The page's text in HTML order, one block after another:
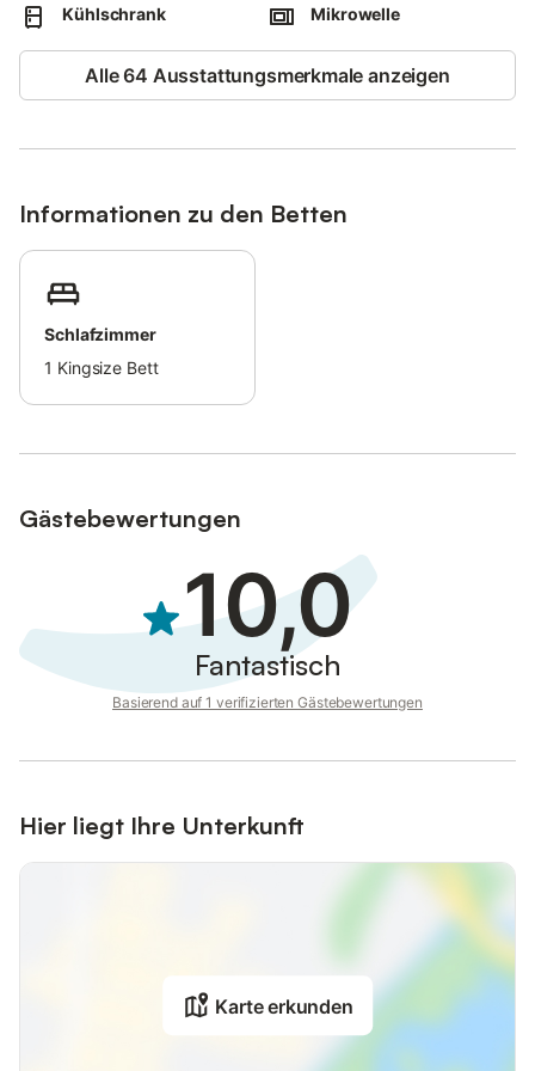
Diese Unterkunft verfügt über licht- und wassersparende
Einrichtungen.
Der Strom in dieser Unterkunft wird zum Teil durch
Photovoltaikanlagen erzeugt.
Bitte füllen Sie nach der Buchung das Holidu-Kontaktformular,
Sie Ihre Adresse an. Dies wird dem Gastgeber helfen, Ihren
Kühlschrank Mikrowelle
Alle 64 Ausstattungsmerkmale anzeigen
Informationen zu den Betten
Schlafzimmer
1 Kingsize Bett
Gästebewertungen
10,0
Fantastisch
Basierend auf 1 verifizierten Gästebewertungen
Hier liegt Ihre Unterkunft
Karte erkunden